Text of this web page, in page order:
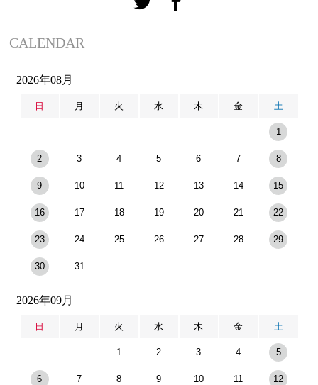
CALENDAR
2026年08月
日 月 火 水 木 金 土
1
2 3 4 5 6 7 8
9 10 11 12 13 14 15
16 17 18 19 20 21 22
23 24 25 26 27 28 29
30 31
2026年09月
日 月 火 水 木 金 土
1 2 3 4 5
6 7 8 9 10 11 12